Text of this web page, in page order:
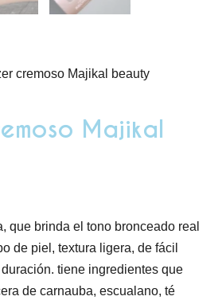
cremoso Majikal beauty
Majikal
que brinda el tono bronceado real
de piel, textura ligera, de fácil
tiene ingredientes que
de carnauba, escualano, té